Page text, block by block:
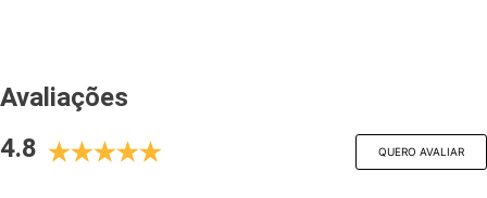
Avaliações
4.8
QUERO AVALIAR